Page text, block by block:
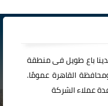
باع طويل فى منطقة
القاهرة عمومًا.
عملاء الشركة